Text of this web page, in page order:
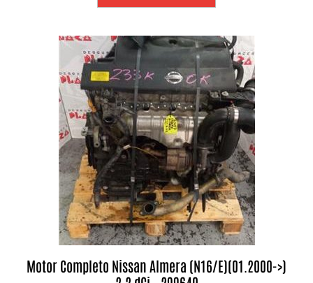
Motor Completo Nissan Almera (N16/E)(01.2000->)